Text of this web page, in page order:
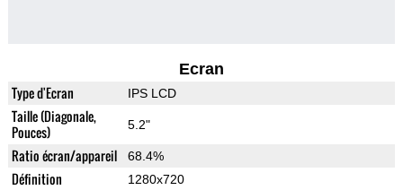
Ecran
Type d'Ecran IPS LCD
Taille (Diagonale,
Pouces)
5.2"
Ratio écran/appareil 68.4%
Définition 1280x720